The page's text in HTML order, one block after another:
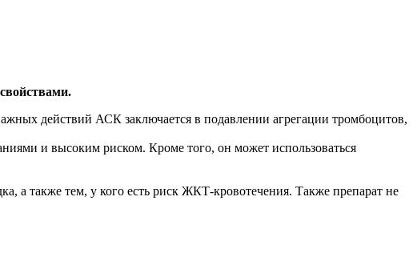
действий АСК заключается в подавлении агрегации тромбоцитов,
и высоким риском. Кроме того, он может использоваться
а также тем, у кого есть риск ЖКТ-кровотечения. Также препарат не